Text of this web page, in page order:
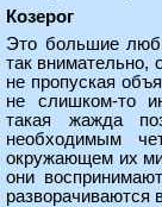
Козерог
Это большие
так внимательно,
не пропуская
не слишком-то
такая жажда
необходимым
окружающем их
они
разворачиваются